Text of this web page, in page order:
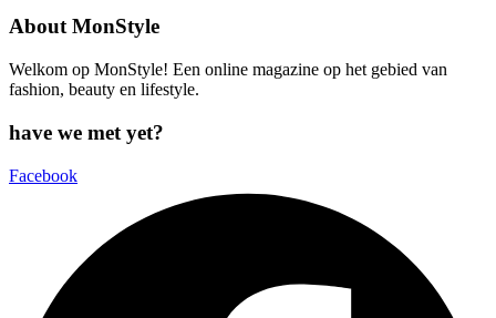
About MonStyle
Welkom op MonStyle! Een online magazine op het gebied van
fashion, beauty en lifestyle.
have we met yet?
Facebook